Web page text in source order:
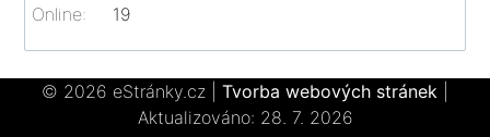
Online: 19
© 2026 eStránky.cz Tvorba webových stránek
Aktualizováno: 28. 7. 2026